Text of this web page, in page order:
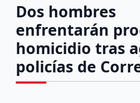
Dos hombres
enfrentarán
homicidio tras
policías de